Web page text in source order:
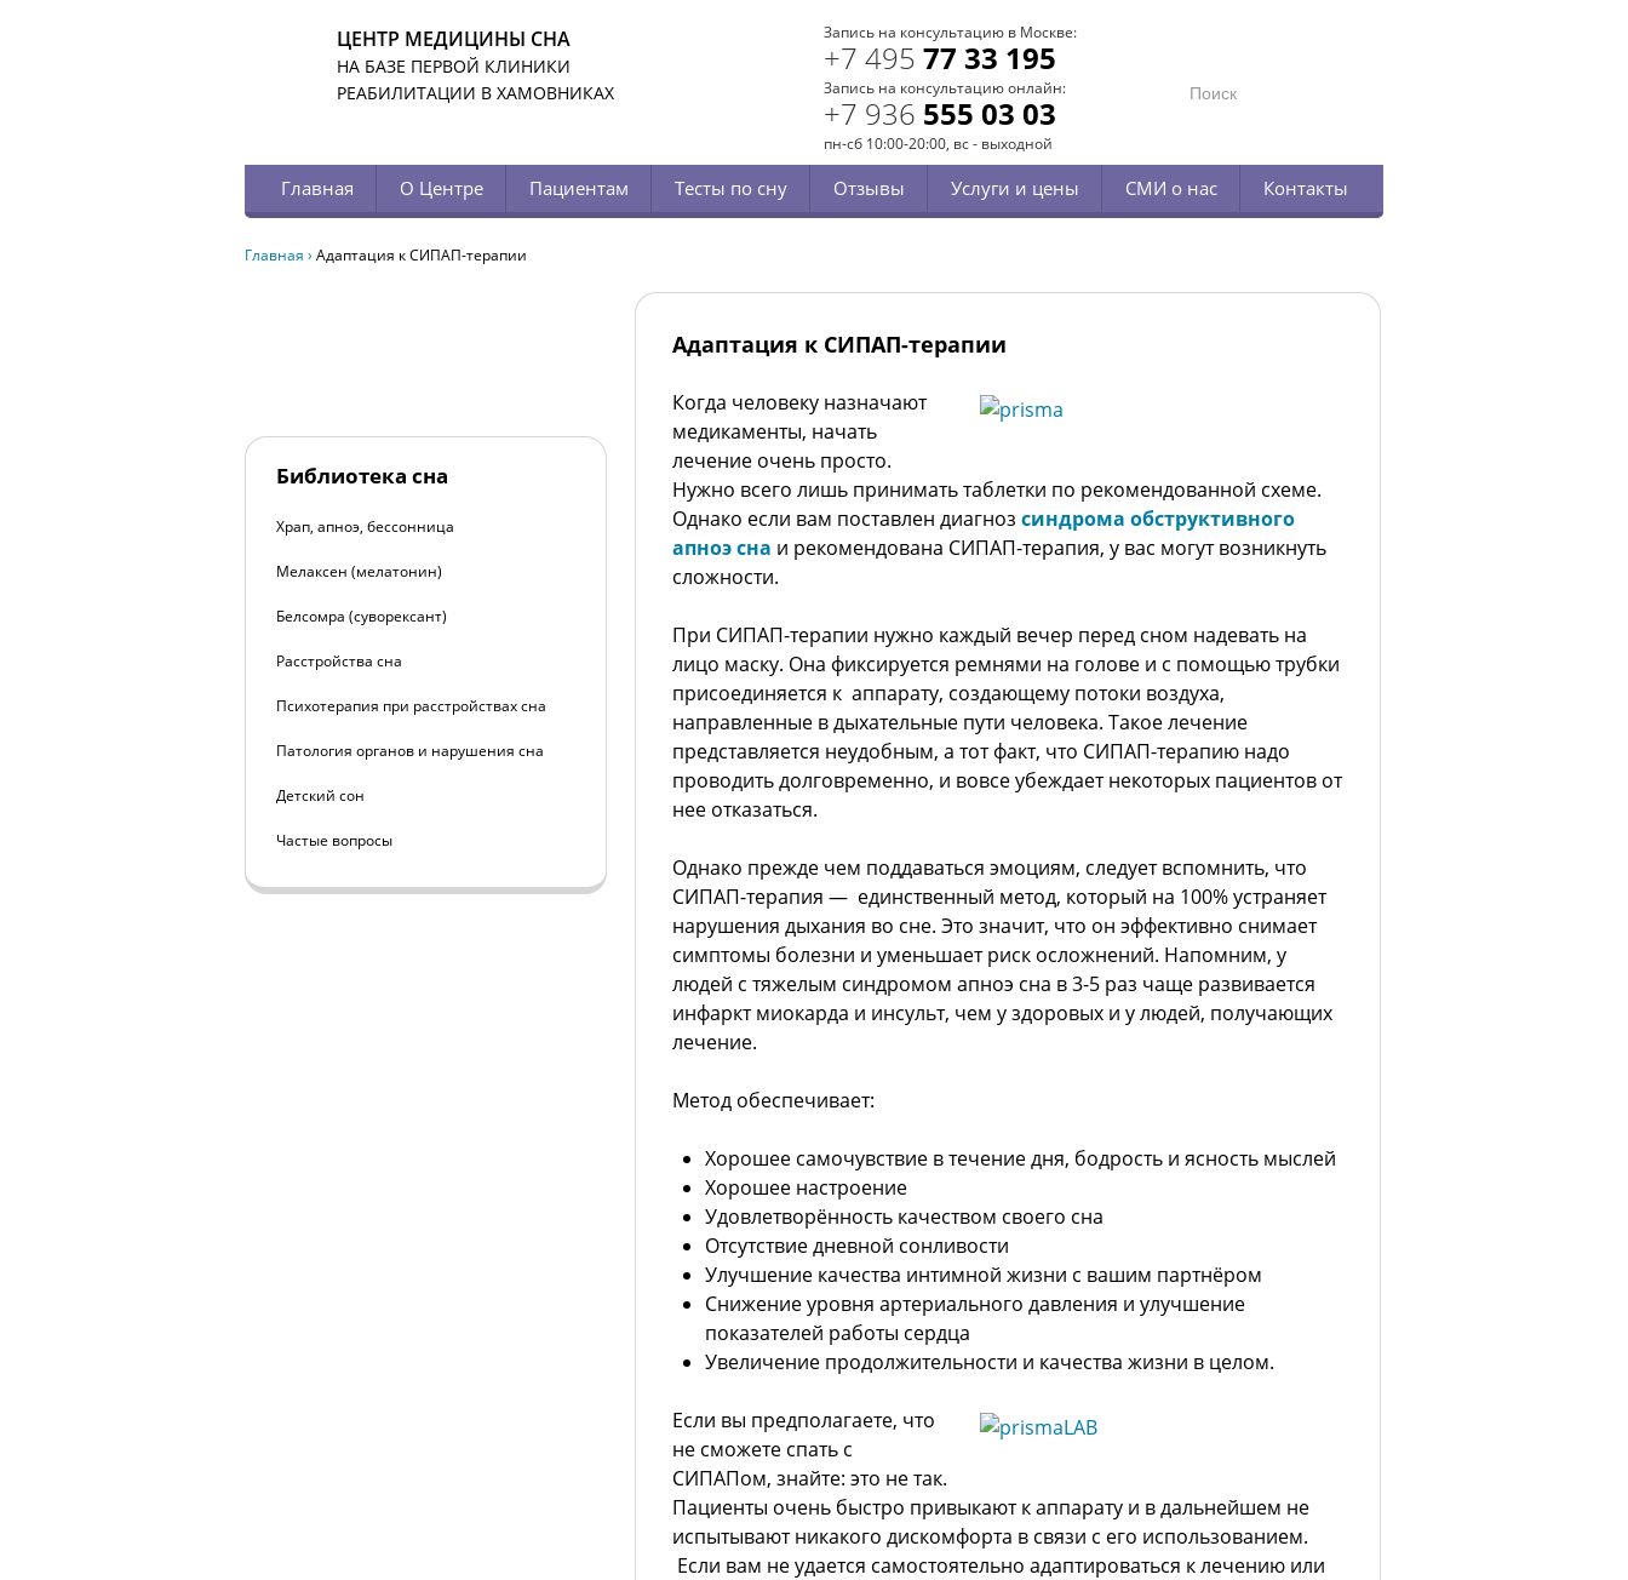
ЦЕНТР МЕДИЦИНЫ СНА
НА БАЗЕ ПЕРВОЙ КЛИНИКИ
РЕАБИЛИТАЦИИ В ХАМОВНИКАХ
Запись на консультацию в Москве:
+7 495 77 33 195
Запись на консультацию онлайн:
+7 936 555 03 03
пн-сб 10:00-20:00, вс - выходной
Главная О Центре Пациентам Тесты по сну Отзывы Услуги и цены СМИ о нас Контакты
Главная › Адаптация к СИПАП-терапии
Адаптация к СИПАП-терапии
Когда человеку назначают
медикаменты, начать
лечение очень просто.
Нужно всего лишь принимать таблетки по рекомендованной схеме.
Однако если вам поставлен диагноз синдрома обструктивного
апноэ сна и рекомендована СИПАП-терапия, у вас могут возникнуть
сложности.
При СИПАП-терапии нужно каждый вечер перед сном надевать на
лицо маску. Она фиксируется ремнями на голове и с помощью трубки
присоединяется к аппарату, создающему потоки воздуха,
направленные в дыхательные пути человека. Такое лечение
представляется неудобным, а тот факт, что СИПАП-терапию надо
проводить долговременно, и вовсе убеждает некоторых пациентов от
нее отказаться.
Однако прежде чем поддаваться эмоциям, следует вспомнить, что
СИПАП-терапия — единственный метод, который на 100% устраняет
нарушения дыхания во сне. Это значит, что он эффективно снимает
симптомы болезни и уменьшает риск осложнений. Напомним, у
людей с тяжелым синдромом апноэ сна в 3-5 раз чаще развивается
инфаркт миокарда и инсульт, чем у здоровых и у людей, получающих
лечение.
Метод обеспечивает:
Хорошее самочувствие в течение дня, бодрость и ясность мыслей
Хорошее настроение
Удовлетворённость качеством своего сна
Отсутствие дневной сонливости
Улучшение качества интимной жизни с вашим партнёром
Снижение уровня артериального давления и улучшение
показателей работы сердца
Увеличение продолжительности и качества жизни в целом.
Если вы предполагаете, что
не сможете спать с
СИПАПом, знайте: это не так.
Пациенты очень быстро привыкают к аппарату и в дальнейшем не
испытывают никакого дискомфорта в связи с его использованием.
Если вам не удается самостоятельно адаптироваться к лечению или
Библиотека сна
Храп, апноэ, бессонница
Мелаксен (мелатонин)
Белсомра (суворексант)
Расстройства сна
Психотерапия при расстройствах сна
Патология органов и нарушения сна
Детский сон
Частые вопросы